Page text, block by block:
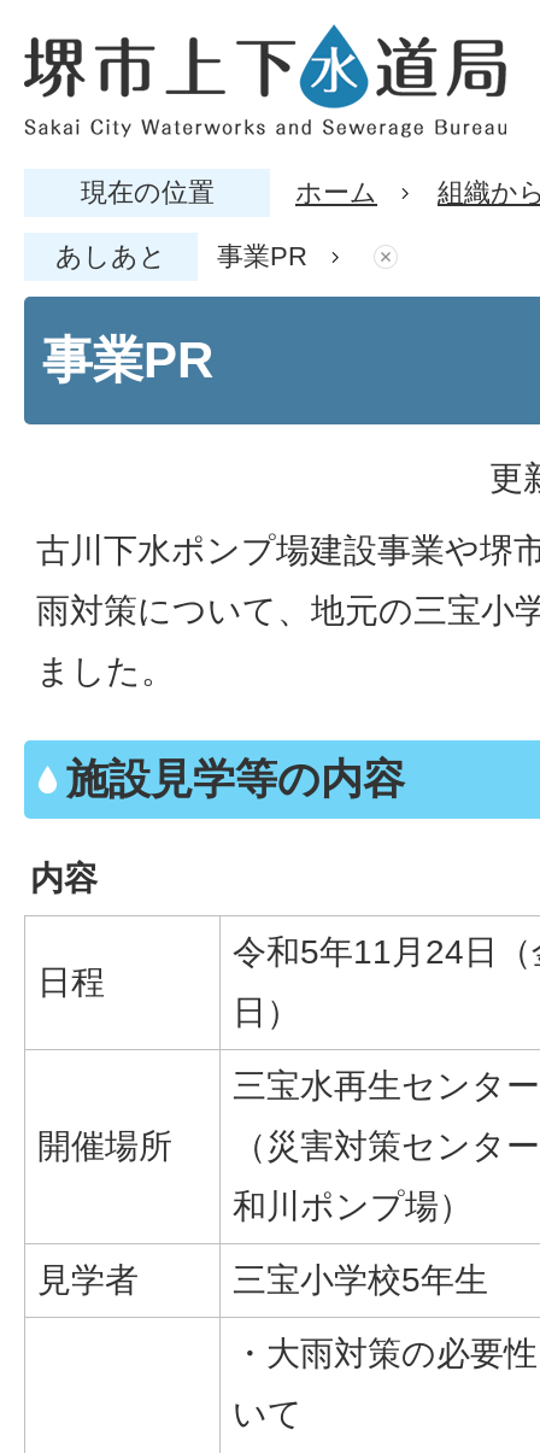
現在の位置 ホーム 組織か
あしあと 事業PR
事業PR
更
古川下水ポンプ場建設事業や堺
雨対策について、地元の三宝小
ました。
施設見学等の内容
内容
日程
令和5年11月24日（
日）
開催場所
三宝水再生センター
（災害対策センタ
和川ポンプ場）
見学者
三宝小学校5年生
・大雨対策の必要
いて